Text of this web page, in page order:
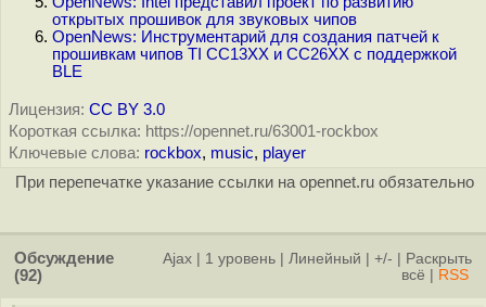
открытых прошивок для звуковых чипов
OpenNews: Инструментарий для создания патчей к
прошивкам чипов TI CC13XX и CC26XX с поддержкой
BLE
Лицензия: CC BY 3.0
Короткая ссылка: https://opennet.ru/63001-rockbox
Ключевые слова: rockbox, music, player
При перепечатке указание ссылки на opennet.ru обязательно
Обсуждение
(92)
Ajax 1 уровень Линейный +/-
Раскрыть
всё
RSS